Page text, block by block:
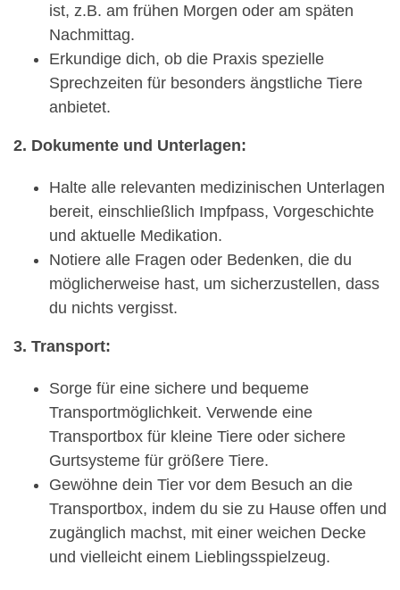
ist, z.B. am frühen Morgen oder am späten
Nachmittag.
Erkundige dich, ob die Praxis spezielle
Sprechzeiten für besonders ängstliche Tiere
anbietet.
2. Dokumente und Unterlagen:
Halte alle relevanten medizinischen Unterlagen
bereit, einschließlich Impfpass, Vorgeschichte
und aktuelle Medikation.
Notiere alle Fragen oder Bedenken, die du
möglicherweise hast, um sicherzustellen, dass
du nichts vergisst.
3. Transport:
Sorge für eine sichere und bequeme
Transportmöglichkeit. Verwende eine
Transportbox für kleine Tiere oder sichere
Gurtsysteme für größere Tiere.
Gewöhne dein Tier vor dem Besuch an die
Transportbox, indem du sie zu Hause offen und
zugänglich machst, mit einer weichen Decke
und vielleicht einem Lieblingsspielzeug.